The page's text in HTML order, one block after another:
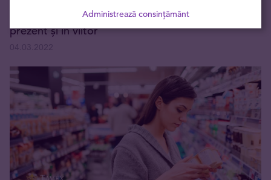
Sancțiunile financiare impuse Rusiei - efecte în
prezent și în viitor
Administrează consințământ